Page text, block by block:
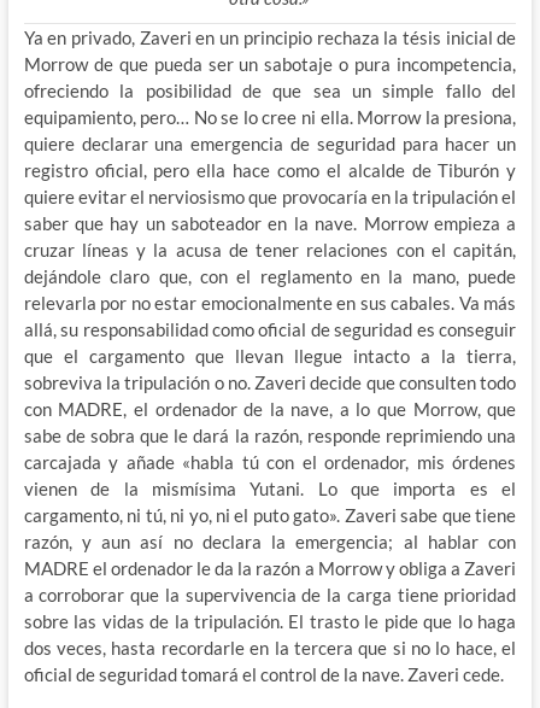
Ya en privado, Zaveri en un principio rechaza la tésis inicial de
Morrow de que pueda ser un sabotaje o pura incompetencia,
ofreciendo la posibilidad de que sea un simple fallo del
equipamiento, pero… No se lo cree ni ella. Morrow la presiona,
quiere declarar una emergencia de seguridad para hacer un
registro oficial, pero ella hace como el alcalde de Tiburón y
quiere evitar el nerviosismo que provocaría en la tripulación el
saber que hay un saboteador en la nave. Morrow empieza a
cruzar líneas y la acusa de tener relaciones con el capitán,
dejándole claro que, con el reglamento en la mano, puede
relevarla por no estar emocionalmente en sus cabales. Va más
allá, su responsabilidad como oficial de seguridad es conseguir
que el cargamento que llevan llegue intacto a la tierra,
sobreviva la tripulación o no. Zaveri decide que consulten todo
con MADRE, el ordenador de la nave, a lo que Morrow, que
sabe de sobra que le dará la razón, responde reprimiendo una
carcajada y añade «habla tú con el ordenador, mis órdenes
vienen de la mismísima Yutani. Lo que importa es el
cargamento, ni tú, ni yo, ni el puto gato». Zaveri sabe que tiene
razón, y aun así no declara la emergencia; al hablar con
MADRE el ordenador le da la razón a Morrow y obliga a Zaveri
a corroborar que la supervivencia de la carga tiene prioridad
sobre las vidas de la tripulación. El trasto le pide que lo haga
dos veces, hasta recordarle en la tercera que si no lo hace, el
oficial de seguridad tomará el control de la nave. Zaveri cede.